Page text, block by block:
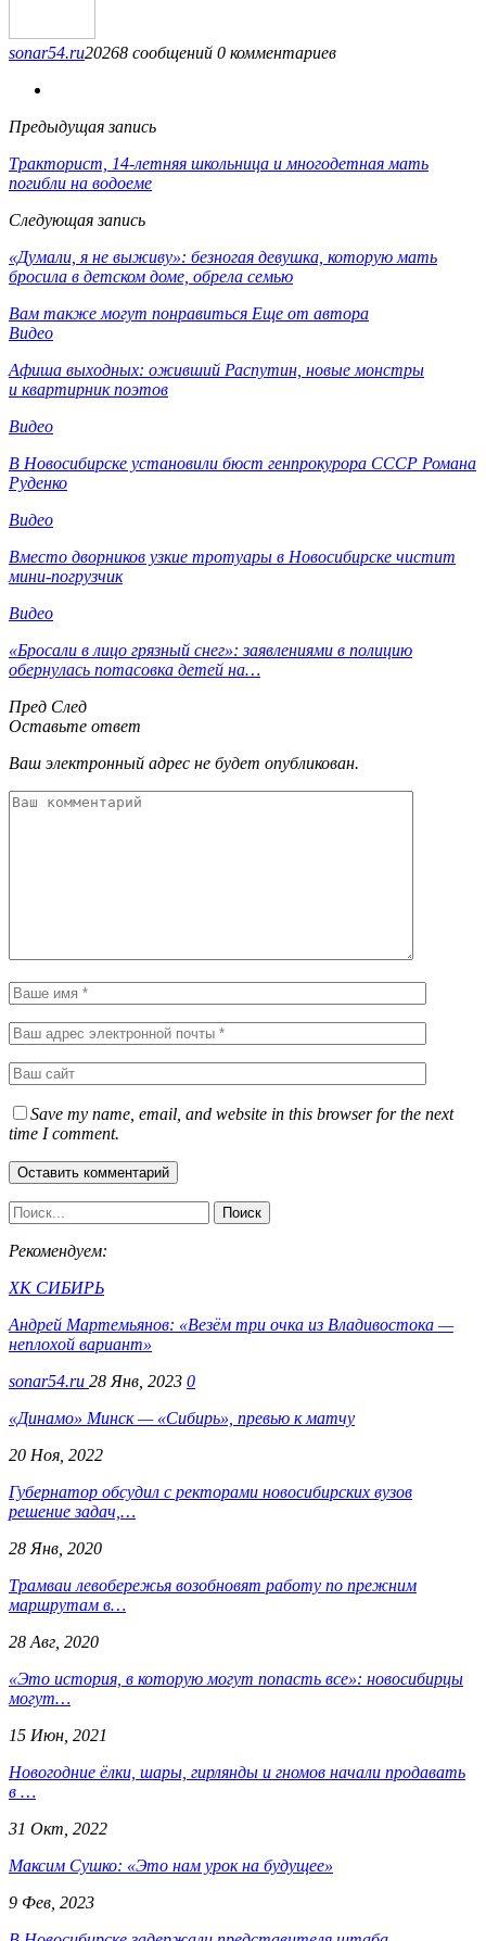
sonar54.ru20268 сообщений 0 комментариев
Предыдущая запись
Тракторист, 14-летняя школьница и многодетная мать
погибли на водоеме
Следующая запись
«Думали, я не выживу»: безногая девушка, которую мать
бросила в детском доме, обрела семью
Вам также могут понравиться Еще от автора
Видео
Афиша выходных: оживший Распутин, новые монстры
и квартирник поэтов
Видео
В Новосибирске установили бюст генпрокурора СССР Романа
Руденко
Видео
Вместо дворников узкие тротуары в Новосибирске чистит
мини-погрузчик
Видео
«Бросали в лицо грязный снег»: заявлениями в полицию
обернулась потасовка детей на…
Пред След
Оставьте ответ
Ваш электронный адрес не будет опубликован.
Save my name, email, and website in this browser for the next
time I comment.
Рекомендуем:
ХК СИБИРЬ
Андрей Мартемьянов: «Везём три очка из Владивостока —
неплохой вариант»
sonar54.ru 28 Янв, 2023 0
«Динамо» Минск — «Сибирь», превью к матчу
20 Ноя, 2022
Губернатор обсудил с ректорами новосибирских вузов
решение задач,…
28 Янв, 2020
Трамваи левобережья возобновят работу по прежним
маршрутам в…
28 Авг, 2020
«Это история, в которую могут попасть все»: новосибирцы
могут…
15 Июн, 2021
Новогодние ёлки, шары, гирлянды и гномов начали продавать
в …
31 Окт, 2022
Максим Сушко: «Это нам урок на будущее»
9 Фев, 2023